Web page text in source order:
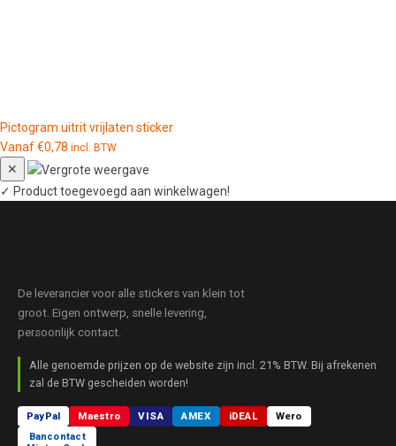
Pictogram uitrit vrijlaten sticker
Vanaf€0,78 incl. BTW
✕
✓ Product toegevoegd aan winkelwagen!
De leverancier voor alle stickers van klein tot
groot. Eigen ontwerp, snelle levering,
persoonlijk contact.
Alle genoemde prijzen op de website zijn incl. 21% BTW. Bij afrekenen
zal de BTW gescheiden worden!
PayPal Maestro VISA AMEX iDEAL Wero
Bancontact